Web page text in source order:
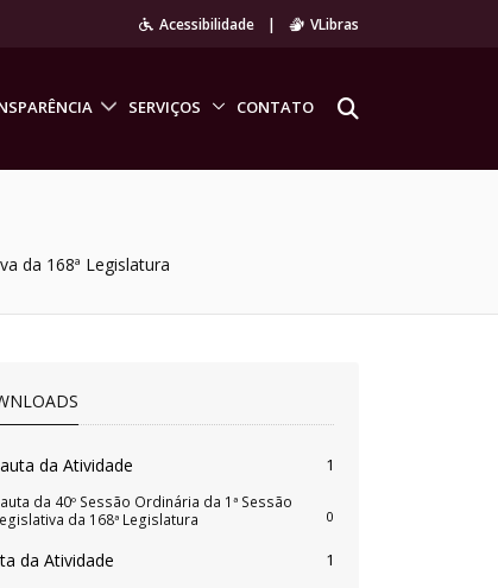
Acessibilidade | VLibras
SERVIÇOS CONTATO
da 168ª Legislatura
da Atividade 1
da 40º Sessão Ordinária da 1ª Sessão
da 168ª Legislatura
0
da Atividade 1